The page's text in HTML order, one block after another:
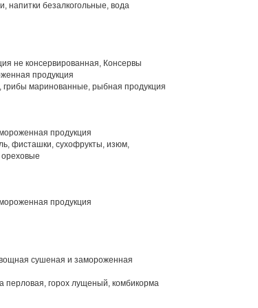
напитки безалкогольные, вода
не консервированная, Консервы
продукция
маринованные, рыбная продукция
продукция
фисташки, сухофрукты, изюм,
ореховые
продукция
сушеная и замороженная
перловая, горох лущеный, комбикорма